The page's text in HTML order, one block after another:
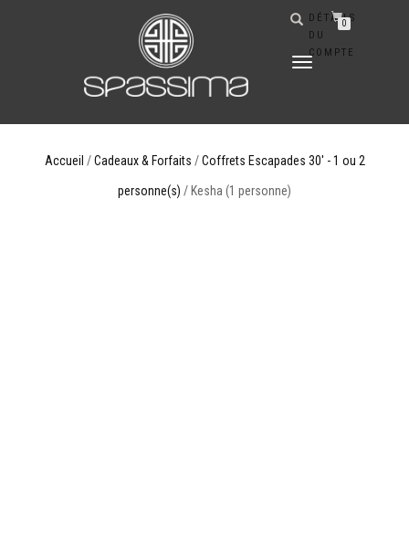
DÉPLIER
DÉTAILS
DU
COMPTE
0
Accueil /Cadeaux & Forfaits /Coffrets Escapades 30' - 1 ou 2
personne(s) / Kesha (1 personne)